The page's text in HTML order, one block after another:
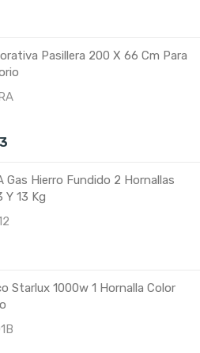
Pasillera 200 X 66 Cm Para
Gas Hierro Fundido 2 Hornallas
Y 13 Kg
Starlux 1000w 1 Hornalla Color